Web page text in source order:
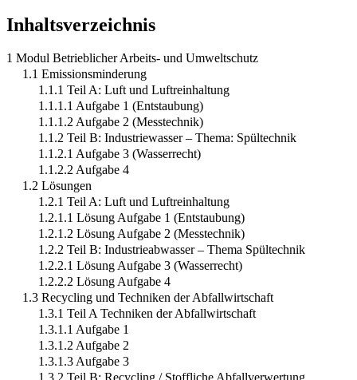
Inhaltsverzeichnis
1 Modul Betrieblicher Arbeits- und Umweltschutz
1.1 Emissionsminderung
1.1.1 Teil A: Luft und Luftreinhaltung
1.1.1.1 Aufgabe 1 (Entstaubung)
1.1.1.2 Aufgabe 2 (Messtechnik)
1.1.2 Teil B: Industriewasser – Thema: Spültechnik
1.1.2.1 Aufgabe 3 (Wasserrecht)
1.1.2.2 Aufgabe 4
1.2 Lösungen
1.2.1 Teil A: Luft und Luftreinhaltung
1.2.1.1 Lösung Aufgabe 1 (Entstaubung)
1.2.1.2 Lösung Aufgabe 2 (Messtechnik)
1.2.2 Teil B: Industrieabwasser – Thema Spültechnik
1.2.2.1 Lösung Aufgabe 3 (Wasserrecht)
1.2.2.2 Lösung Aufgabe 4
1.3 Recycling und Techniken der Abfallwirtschaft
1.3.1 Teil A Techniken der Abfallwirtschaft
1.3.1.1 Aufgabe 1
1.3.1.2 Aufgabe 2
1.3.1.3 Aufgabe 3